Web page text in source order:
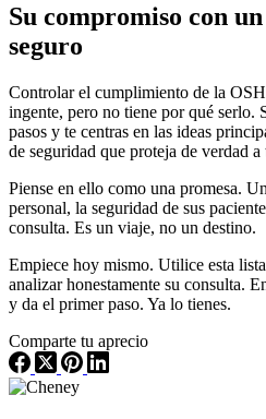
Su compromiso con
seguro
Controlar el cumplimiento de la
ingente, pero no tiene por qué serlo.
pasos y te centras en las ideas
de seguridad que proteja de verdad
Piense en ello como una promesa.
personal, la seguridad de sus
consulta. Es un viaje, no un destino.
Empiece hoy mismo. Utilice esta
analizar honestamente su consulta.
y da el primer paso. Ya lo tienes.
Comparte tu aprecio